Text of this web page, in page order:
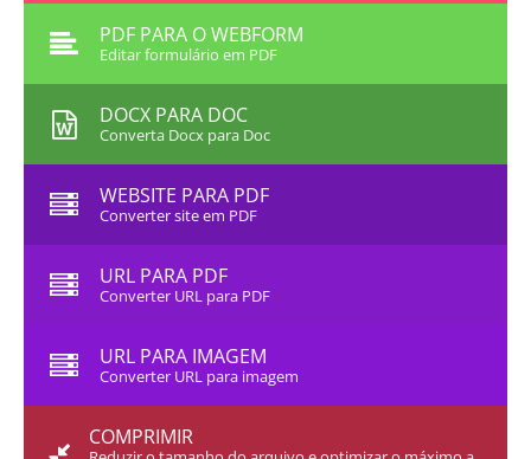
PDF PARA O WEBFORM
Editar formulário em PDF
DOCX PARA DOC
Converta Docx para Doc
WEBSITE PARA PDF
Converter site em PDF
URL PARA PDF
Converter URL para PDF
URL PARA IMAGEM
Converter URL para imagem
COMPRIMIR